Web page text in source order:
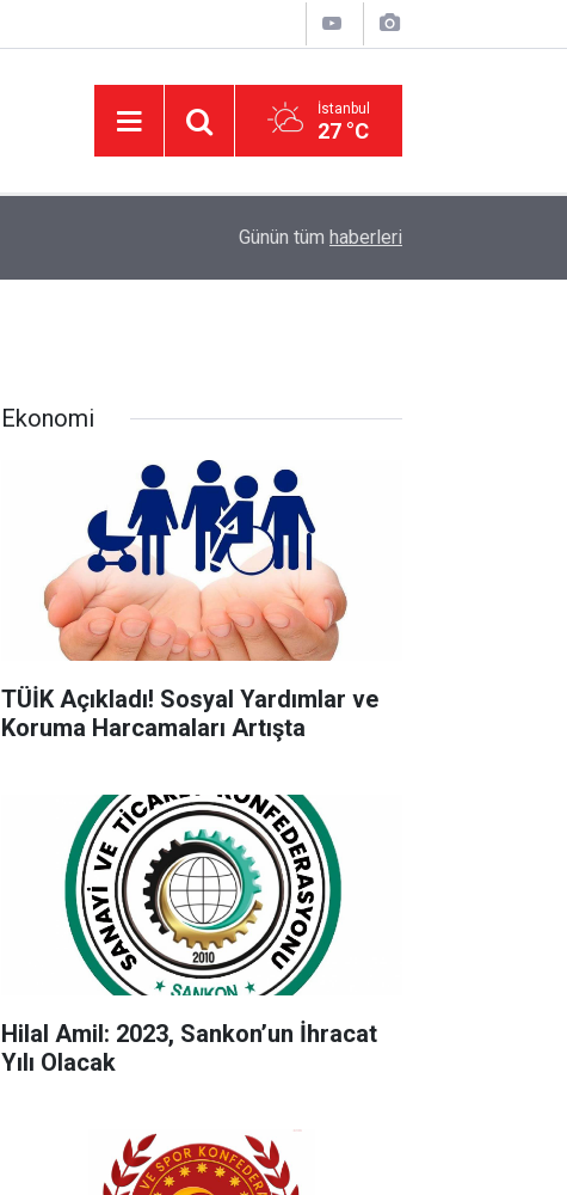
İstanbul
27 °C
DEVA Partisi'nde Büyük Kongre Hazırlıkları
Günün tüm haberleri
Ekonomi
TÜİK Açıkladı! Sosyal Yardımlar ve
Koruma Harcamaları Artışta
Hilal Amil: 2023, Sankon’un İhracat
Yılı Olacak